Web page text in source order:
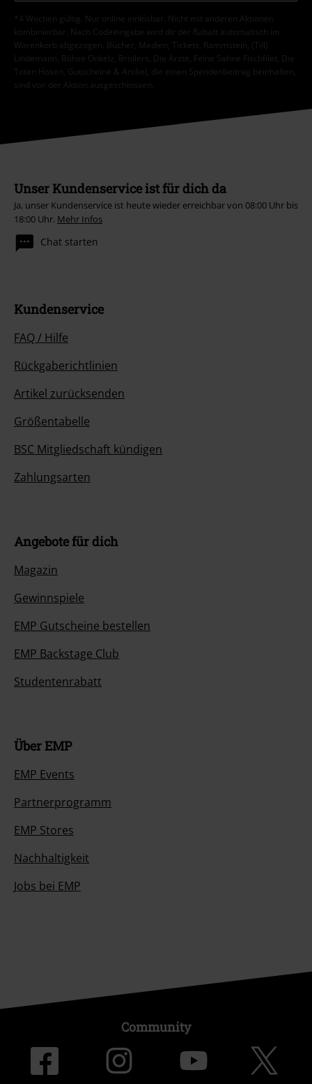
*4 Wochen gültig. Nur online einlösbar. Nicht mit anderen Aktionen
kombinierbar. Nach Codeeingabe wird dir der Rabatt automatisch im
Warenkorb abgezogen. Bücher, Medien, Tickets, Rammstein, (Till)
Lindemann, Böhse Onkelz, Broilers, Die Ärzte, Feine Sahne Fischfilet, Die
Toten Hosen, Gutscheine & Artikel, die einen Spendenbeitrag beinhalten,
sind von der Aktion ausgeschlossen.
Unser Kundenservice ist für dich da
Ja, unser Kundenservice ist heute wieder erreichbar von 08:00 Uhr bis
18:00 Uhr. Mehr Infos
Chat starten
Kundenservice
FAQ / Hilfe
Rückgaberichtlinien
Artikel zurücksenden
Größentabelle
BSC Mitgliedschaft kündigen
Zahlungsarten
Angebote für dich
Magazin
Gewinnspiele
EMP Gutscheine bestellen
EMP Backstage Club
Studentenrabatt
Über EMP
EMP Events
Partnerprogramm
EMP Stores
Nachhaltigkeit
Jobs bei EMP
Community